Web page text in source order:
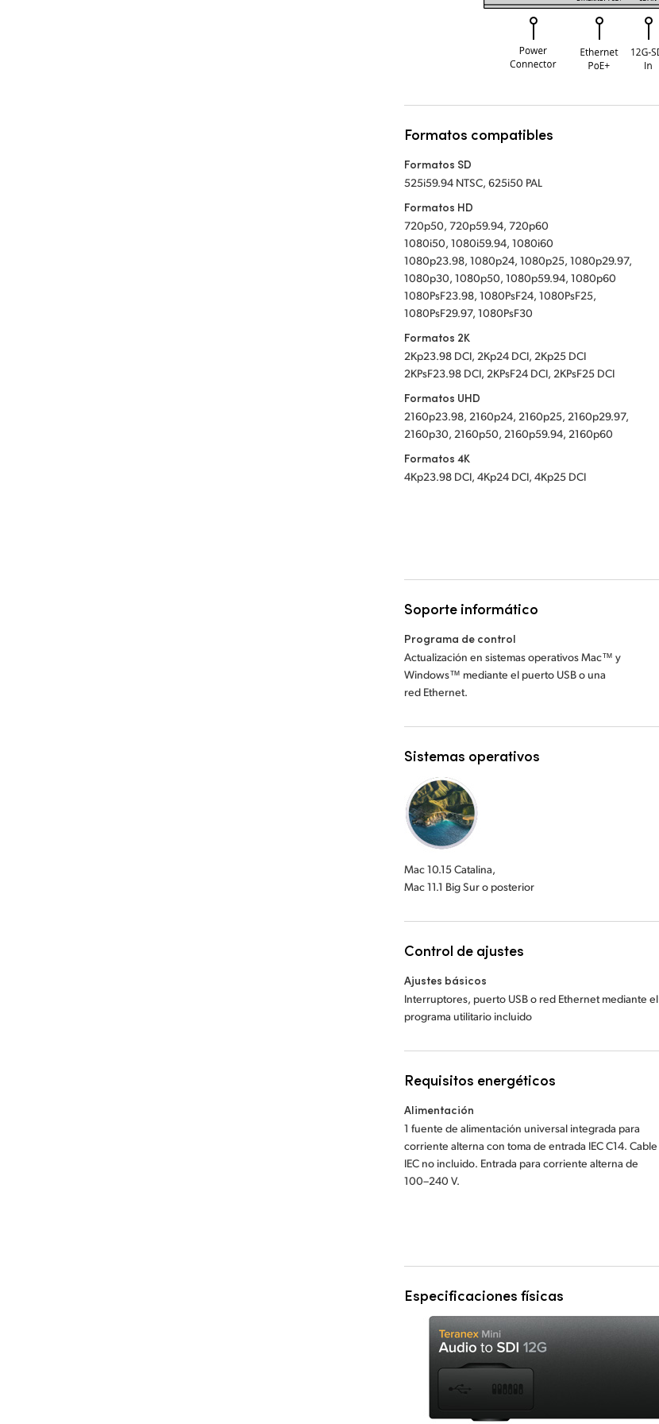
Formatos compatibles
Formatos SD
525i59.94 NTSC, 625i50 PAL
Formatos HD
720p50, 720p59.94, 720p60
1080i50, 1080i59.94, 1080i60
1080p23.98, 1080p24, 1080p25, 1080p29.97,
1080p30, 1080p50, 1080p59.94, 1080p60
1080PsF23.98, 1080PsF24, 1080PsF25,
1080PsF29.97, 1080PsF30
Formatos 2K
2Kp23.98 DCI, 2Kp24 DCI, 2Kp25 DCI
2KPsF23.98 DCI, 2KPsF24 DCI, 2KPsF25 DCI
Formatos UHD
2160p23.98, 2160p24, 2160p25, 2160p29.97,
2160p30, 2160p50, 2160p59.94, 2160p60
Formatos 4K
4Kp23.98 DCI, 4Kp24 DCI, 4Kp25 DCI
Soporte informático
Programa de control
Actualización en sistemas operativos Mac™ y
Windows™ mediante el puerto USB o una
red Ethernet.
Sistemas operativos
Mac 10.15 Catalina,
Mac 11.1 Big Sur o posterior
Control de ajustes
Ajustes básicos
Interruptores, puerto USB o red Ethernet mediante el
programa utilitario incluido
Requisitos energéticos
Alimentación
1 fuente de alimentación universal integrada para
corriente alterna con toma de entrada IEC C14. Cable
IEC no incluido. Entrada para corriente alterna de
100–240 V.
Especificaciones físicas